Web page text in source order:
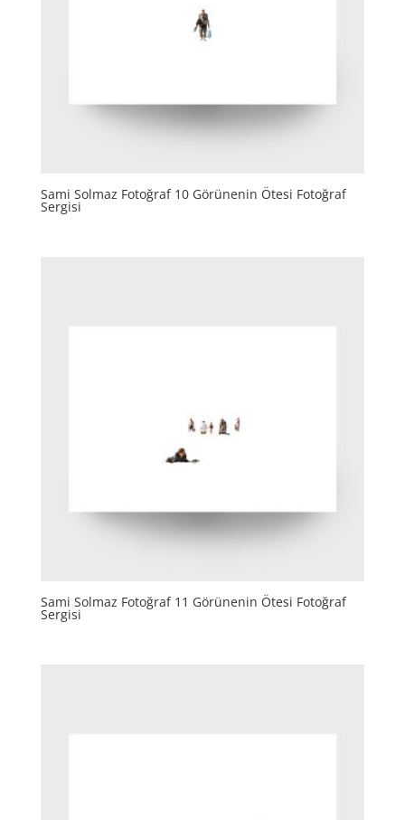
Sami Solmaz Fotoğraf 10 Görünenin Ötesi Fotoğraf
Sergisi
Sami Solmaz Fotoğraf 11 Görünenin Ötesi Fotoğraf
Sergisi